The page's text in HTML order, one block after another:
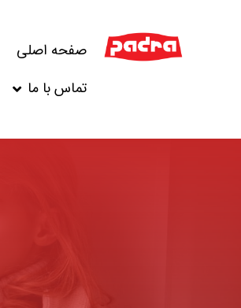
صفحه اصلی
تماس با ما